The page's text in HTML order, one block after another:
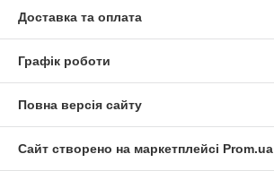
Доставка та оплата
Графік роботи
Повна версія сайту
Сайт створено на маркетплейсі Prom.ua